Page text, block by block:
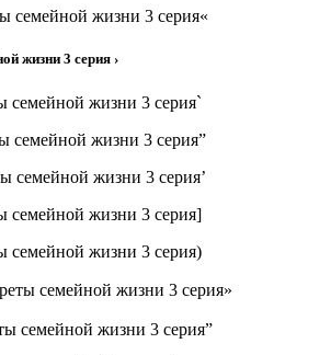
семейной жизни 3 серия«
жизни 3 серия ›
семейной жизни 3 серия`
семейной жизни 3 серия”
семейной жизни 3 серия’
семейной жизни 3 серия]
семейной жизни 3 серия)
семейной жизни 3 серия»
семейной жизни 3 серия”